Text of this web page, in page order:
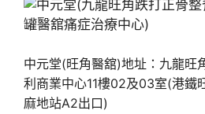
中元堂(旺角醫舘)地址：九龍旺
利商業中心11樓02及03室(港鐵
麻地站A2出口)